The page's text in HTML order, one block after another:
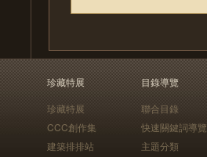
珍藏特展
珍藏特展
CCC創作集
建築排排站
目錄導覽
聯合目錄
快速關鍵詞導覽
主題分類